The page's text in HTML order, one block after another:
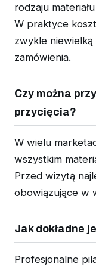
rodzaju
W praktyce
zwykle niewielką
zamówienia.
Czy można
przycięcia?
W wielu
wszystkim
Przed wizytą
obowiązujące w
Jak dokładne
Profesjonalne